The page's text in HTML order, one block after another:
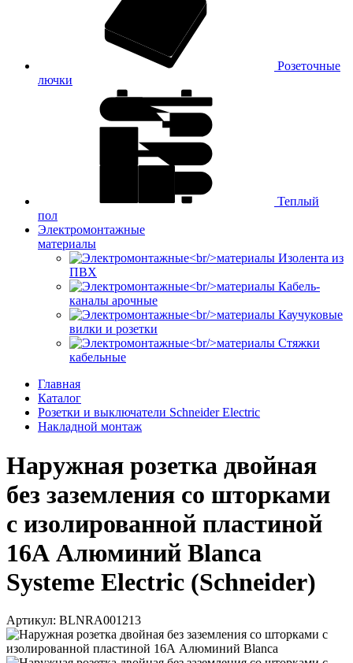
Розеточные
лючки
Теплый
пол
Электромонтажные
материалы
Изолента из
ПВХ
Кабель-
каналы арочные
Каучуковые
вилки и розетки
Стяжки
кабельные
Главная
Каталог
Розетки и выключатели Schneider Electric
Накладной монтаж
Наружная розетка двойная
без заземления со шторками
с изолированной пластиной
16А Алюминий Blanca
Systeme Electric (Schneider)
Артикул: BLNRA001213